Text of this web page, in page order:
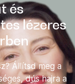
és
lézeres
Állítsd meg a
dús hajra a